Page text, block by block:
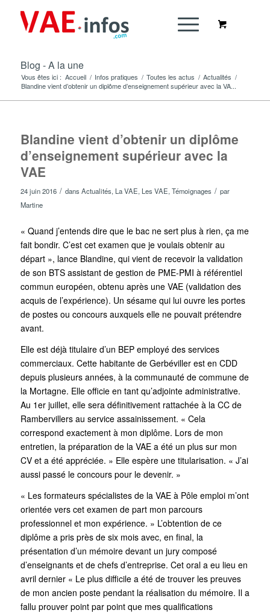
Blog - A la une
Vous êtes ici : Accueil / Infos pratiques / Toutes les actus / Actualités /
Blandine vient d’obtenir un diplôme d’enseignement supérieur avec la VA...
Blandine vient d’obtenir un diplôme
d’enseignement supérieur avec la
VAE
24 juin 2016 / dans Actualités, La VAE, Les VAE, Témoignages / par
Martine
« Quand j’entends dire que le bac ne sert plus à rien, ça me
fait bondir. C’est cet examen que je voulais obtenir au
départ », lance Blandine, qui vient de recevoir la validation
de son BTS assistant de gestion de PME-PMI à référentiel
commun européen, obtenu après une VAE (validation des
acquis de l’expérience). Un sésame qui lui ouvre les portes
de postes ou concours auxquels elle ne pouvait prétendre
avant.
Elle est déjà titulaire d’un BEP employé des services
commerciaux. Cette habitante de Gerbéviller est en CDD
depuis plusieurs années, à la communauté de commune de
la Mortagne. Elle officie en tant qu’adjointe administrative.
Au 1er juillet, elle sera définitivement rattachée à la CC de
Rambervillers au service assainissement. « Cela
correspond exactement à mon diplôme. Lors de mon
entretien, la préparation de la VAE a été un plus sur mon
CV et a été appréciée. » Elle espère une titularisation. « J’ai
aussi passé le concours pour le devenir. »
« Les formateurs spécialistes de la VAE à Pôle emploi m’ont
orientée vers cet examen de part mon parcours
professionnel et mon expérience. » L’obtention de ce
diplôme a pris près de six mois avec, en final, la
présentation d’un mémoire devant un jury composé
d’enseignants et de chefs d’entreprise. Cet oral a eu lieu en
avril dernier « Le plus difficile a été de trouver les preuves
de mon ancien poste pendant la réalisation du mémoire. Il a
fallu prouver point par point que mes qualifications